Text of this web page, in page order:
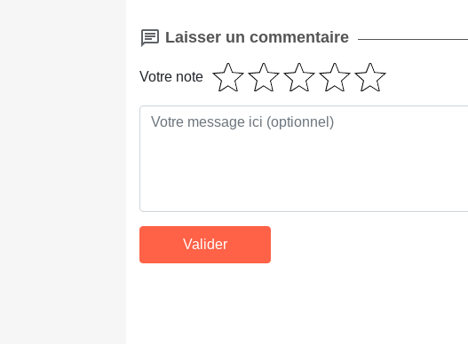
Laisser un commentaire
Votre note